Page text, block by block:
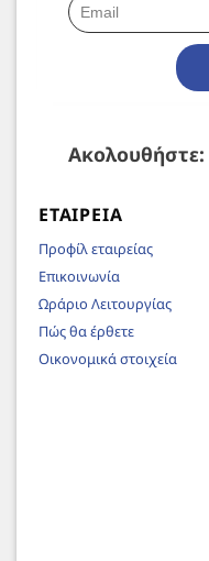
Ακολουθήστε:
ΕΤΑΙΡΕΊΑ
Προφίλ εταιρείας
Επικοινωνία
Ωράριο Λειτουργίας
Πώς θα έρθετε
Οικονομικά στοιχεία